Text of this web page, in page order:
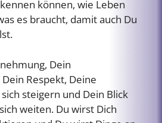
können, wie Leben
es braucht, damit auch Du
Dein
Respekt, Deine
steigern und Dein Blick
weiten. Du wirst Dich